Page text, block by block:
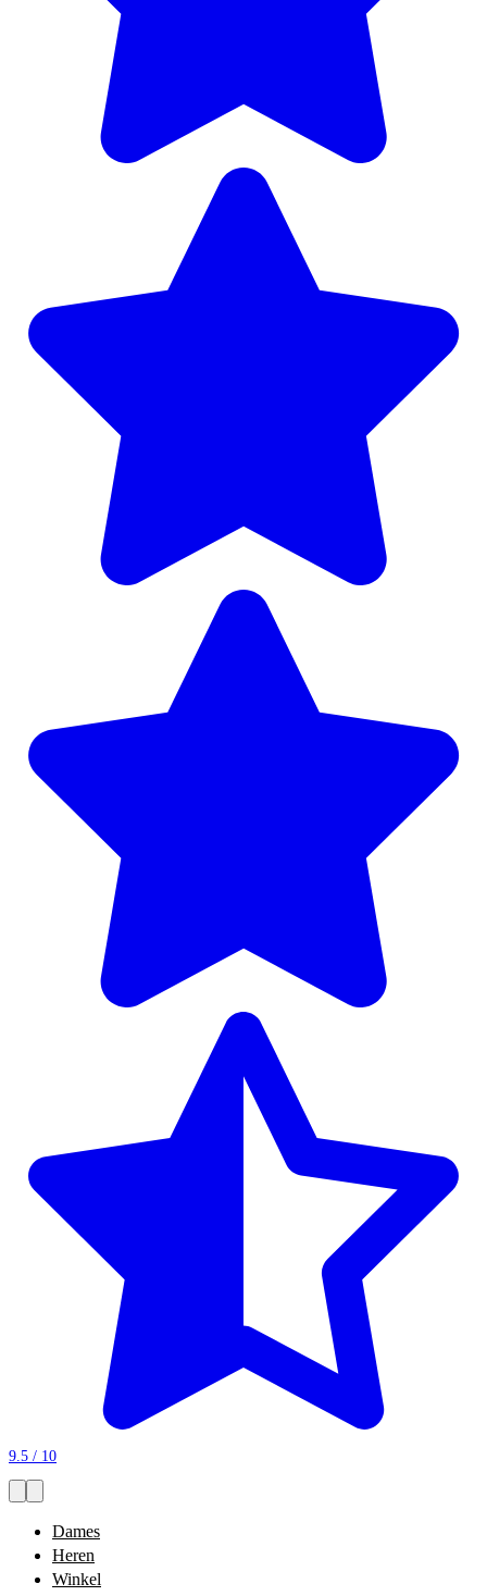
9.5 / 10
Dames
Heren
Winkel